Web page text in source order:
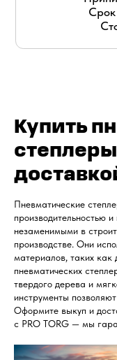
Купить
Пневматические
производительностью
незаменимыми в
производстве. Они
материалов, таких как
пневматических
твердого дерева и
инструменты
Оформите выкуп и
с PRO TORG — мы